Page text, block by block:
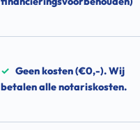
✓ Geen kosten (€0,-). Wij
betalen alle notariskosten.